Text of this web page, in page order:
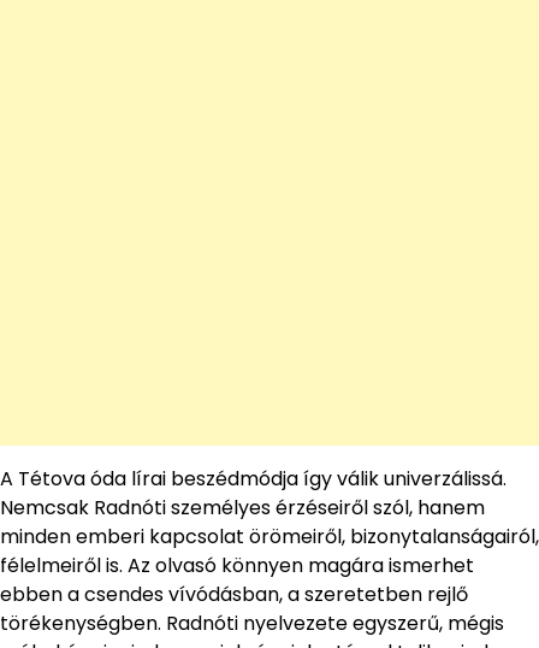
A Tétova óda lírai beszédmódja így válik univerzálissá.
Nemcsak Radnóti személyes érzéseiről szól, hanem
minden emberi kapcsolat örömeiről, bizonytalanságairól,
félelmeiről is. Az olvasó könnyen magára ismerhet
ebben a csendes vívódásban, a szeretetben rejlő
törékenységben. Radnóti nyelvezete egyszerű, mégis